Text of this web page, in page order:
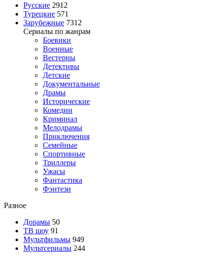
Русские 2912
Турецкие 571
Зарубежные 7312
Сериалы по жанрам
Боевики
Военные
Вестерны
Детективы
Детские
Документальные
Драмы
Исторические
Комедии
Криминал
Мелодрамы
Приключения
Семейные
Спортивные
Триллеры
Ужасы
Фантастика
Фэнтези
Разное
Дорамы 50
ТВ шоу 91
Мультфильмы 949
Мультсериалы 244